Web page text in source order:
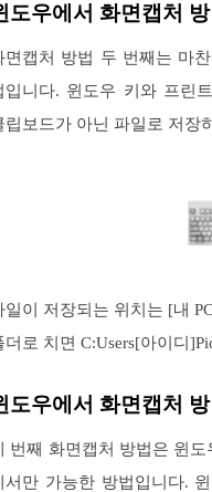
도우에서 화면캡처
면캡처 방법 두 번째는 마
입니다. 윈도우 키와 프린
립보드가 아닌 파일로 저장
일이 저장되는 위치는 [내
더로 치면 C:Users[아이디
도우에서 화면캡처
번째 화면캡처 방법은 윈
서만 가능한 방법입니다.